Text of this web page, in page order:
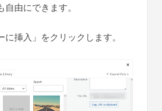
由にできます。
挿入」をクリックします。